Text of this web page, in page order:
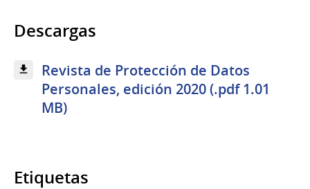
Descargas
Revista de Protección de Datos
Personales, edición 2020 (.pdf 1.01
MB)
Etiquetas